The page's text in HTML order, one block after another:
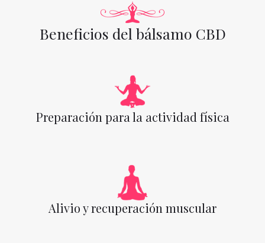
Beneficios del bálsamo CBD
Preparación para la actividad física
Alivio y recuperación muscular